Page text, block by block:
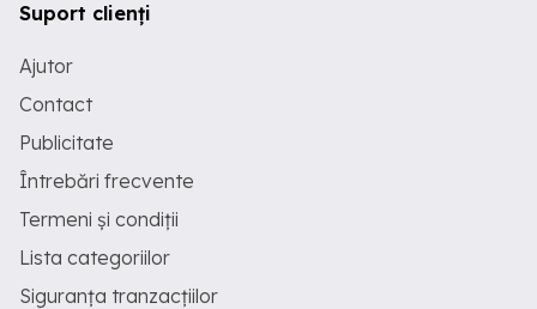
Suport clienți
Ajutor
Contact
Publicitate
Întrebări frecvente
Termeni și condiții
Lista categoriilor
Siguranța tranzacțiilor